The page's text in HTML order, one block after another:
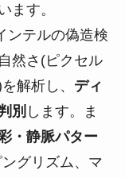
ます。
ンテルの偽造検
然さ(ピクセル
解析し、 ディ
別 します。ま
・静脈パター
グリズム、マ